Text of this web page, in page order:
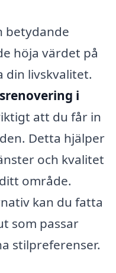
betydande
höja värdet på
din livskvalitet.
i
att du får in
Detta hjälper
och kvalitet
område.
kan du fatta
som passar
stilpreferenser.